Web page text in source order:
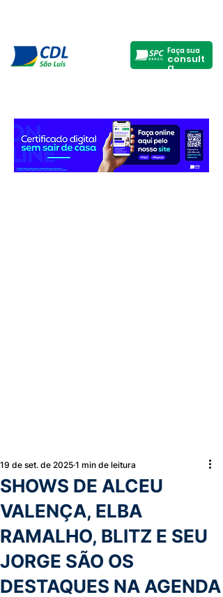
Faça sua
consult
a
SHOWS DE ALCEU
VALENÇA, ELBA
RAMALHO, BLITZ E SEU
JORGE SÃO OS
DESTAQUES NA AGENDA
19 de set. de 2025 1 min de leitura